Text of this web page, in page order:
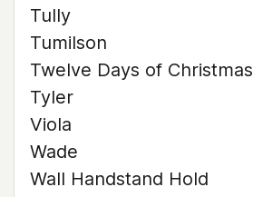
Tully
Tumilson
Twelve Days of Christmas
Tyler
Viola
Wade
Wall Handstand Hold